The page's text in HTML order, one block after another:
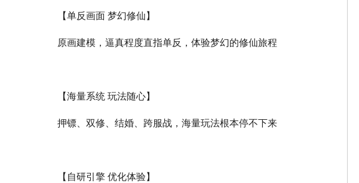
【单反画面 梦幻修仙】
原画建模，逼真程度直指单反，体验梦幻的修仙旅程
【海量系统 玩法随心】
押镖、双修、结婚、跨服战，海量玩法根本停不下来
【自研引擎 优化体验】